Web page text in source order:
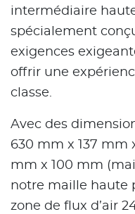
intermédiaire
spécialement
exigences
offrir une
classe.
Avec des
630 mm x 137 mm
mm x 100 mm
notre maille haute
zone de flux d’air